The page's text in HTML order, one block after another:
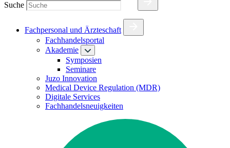
Suche
Fachpersonal und Ärzteschaft
Fachhandelsportal
Akademie
Symposien
Seminare
Juzo Innovation
Medical Device Regulation (MDR)
Digitale Services
Fachhandelsneuigkeiten